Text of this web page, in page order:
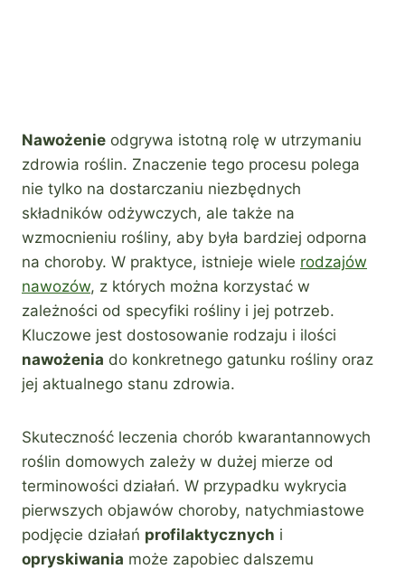
Nawożenie odgrywa istotną rolę w utrzymaniu
zdrowia roślin. Znaczenie tego procesu polega
nie tylko na dostarczaniu niezbędnych
składników odżywczych, ale także na
wzmocnieniu rośliny, aby była bardziej odporna
na choroby. W praktyce, istnieje wiele rodzajów
nawozów, z których można korzystać w
zależności od specyfiki rośliny i jej potrzeb.
Kluczowe jest dostosowanie rodzaju i ilości
nawożenia do konkretnego gatunku rośliny oraz
jej aktualnego stanu zdrowia.
Skuteczność leczenia chorób kwarantannowych
roślin domowych zależy w dużej mierze od
terminowości działań. W przypadku wykrycia
pierwszych objawów choroby, natychmiastowe
podjęcie działań profilaktycznych i
opryskiwania może zapobiec dalszemu